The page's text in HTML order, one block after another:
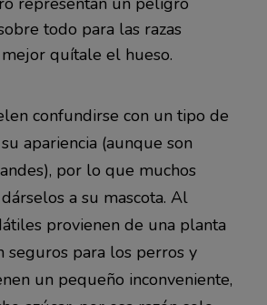
todo para las razas
quítale el hueso.
confundirse con un tipo de
apariencia (aunque son
por lo que muchos
a su mascota. Al
provienen de una planta
seguros para los perros y
un pequeño inconveniente,